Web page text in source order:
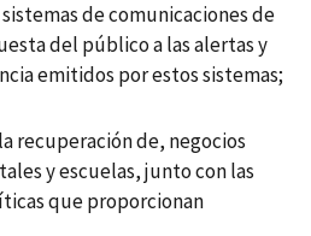
de comunicaciones de
del público a las alertas y
emitidos por estos sistemas;
recuperación de, negocios
y escuelas, junto con las
que proporcionan